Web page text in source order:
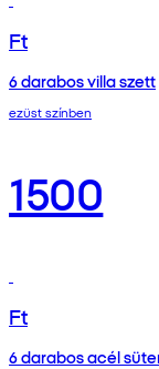
Ft
6 darabos villa szett
ezüst színben
1500
Ft
6 darabos acél